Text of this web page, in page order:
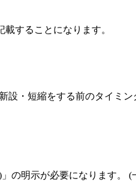
することになります。
設・短縮をする前のタイミ
の明示が必要になります。 (